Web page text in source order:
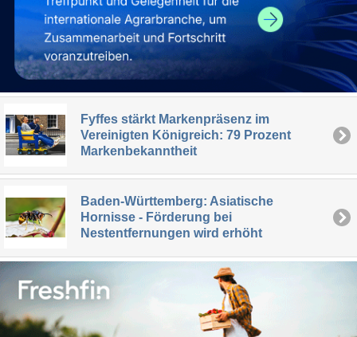
Fyffes stärkt Markenpräsenz im
Vereinigten Königreich: 79 Prozent
Markenbekanntheit
Baden-Württemberg: Asiatische
Hornisse - Förderung bei
Nestentfernungen wird erhöht